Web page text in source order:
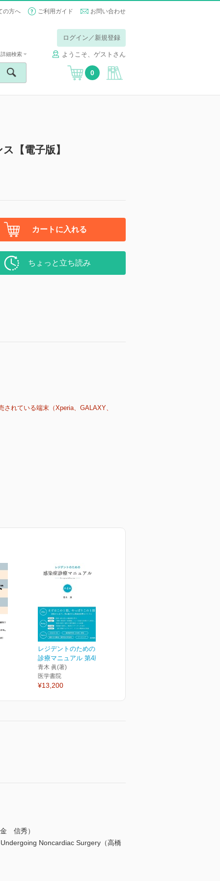
の方へ ご利用ガイド お問い合わせ
ログイン／新規登録
ようこそ、ゲストさん
詳細検索
0
【電子版】
カートに入れる
ちょっと立ち読み
れている端末（Xperia、GALAXY、
レジデントのための感染症
診療マニュアル 第4版
青木 眞(著)
医学書院
¥13,200
信秀）
Noncardiac Surgery（高橋